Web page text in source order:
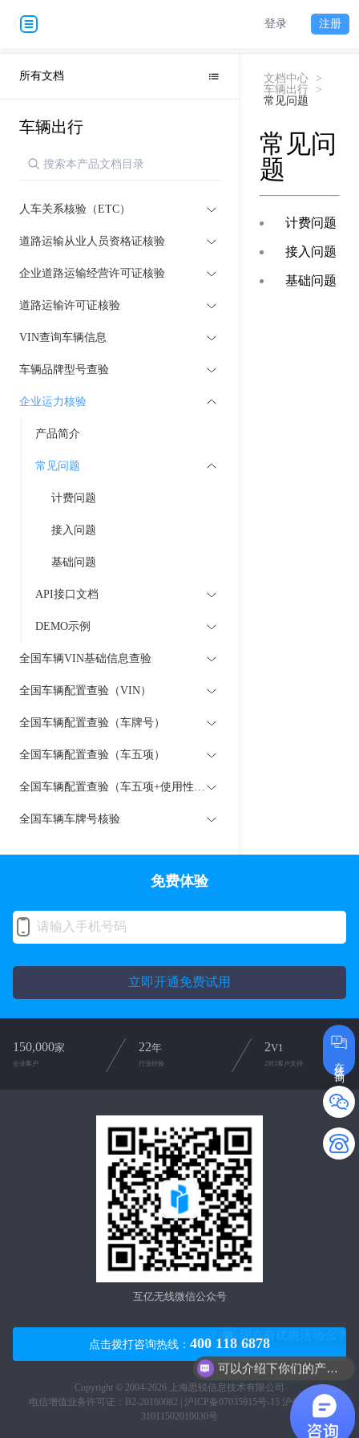
登录 注册
所有文档
车辆出行
人车关系核验（ETC）
道路运输从业人员资格证核验
企业道路运输经营许可证核验
道路运输许可证核验
VIN查询车辆信息
车辆品牌型号查验
企业运力核验
产品简介
常见问题
计费问题
接入问题
基础问题
API接口文档
DEMO示例
全国车辆VIN基础信息查验
全国车辆配置查验（VIN）
全国车辆配置查验（车牌号）
全国车辆配置查验（车五项）
全国车辆配置查验（车五项+使用性质）
全国车辆车牌号核验
文档中心
>
车辆出行
>
常见问题
常见问
题
计费问题
接入问题
基础问题
在线咨询
免费体验
立即开通免费试用
150,000家
企业客户
22年
行业经验
2V1
2对1客户支持
互亿无线微信公众号
点击拨打咨询热线： 400 118 6878
Copyright © 2004-2026 上海思锐信息技术有限公司
电信增值业务许可证：B2-20160082 | 沪ICP备07035915号-15 沪公网安备
31011502010030号
可以介绍下你们的产品么？
现在有优惠活动么？